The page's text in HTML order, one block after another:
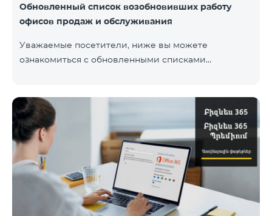
вместо прежних 60-ти. В случае, если тарифный
план не будет активирован вновь на 16-ый день
расторгнут в одностороннем порядке и на
основной номер будет наложен штраф.
Обновленный список возобновивших работу
офисов продаж и обслуживания
Уважаемые посетители, ниже вы можете
ознакомиться с обновленными списками
Регионы В офисах соблюдены соответствующие
меры для обеспечения безопасности здоровья
наших сотрудников и клиентов.